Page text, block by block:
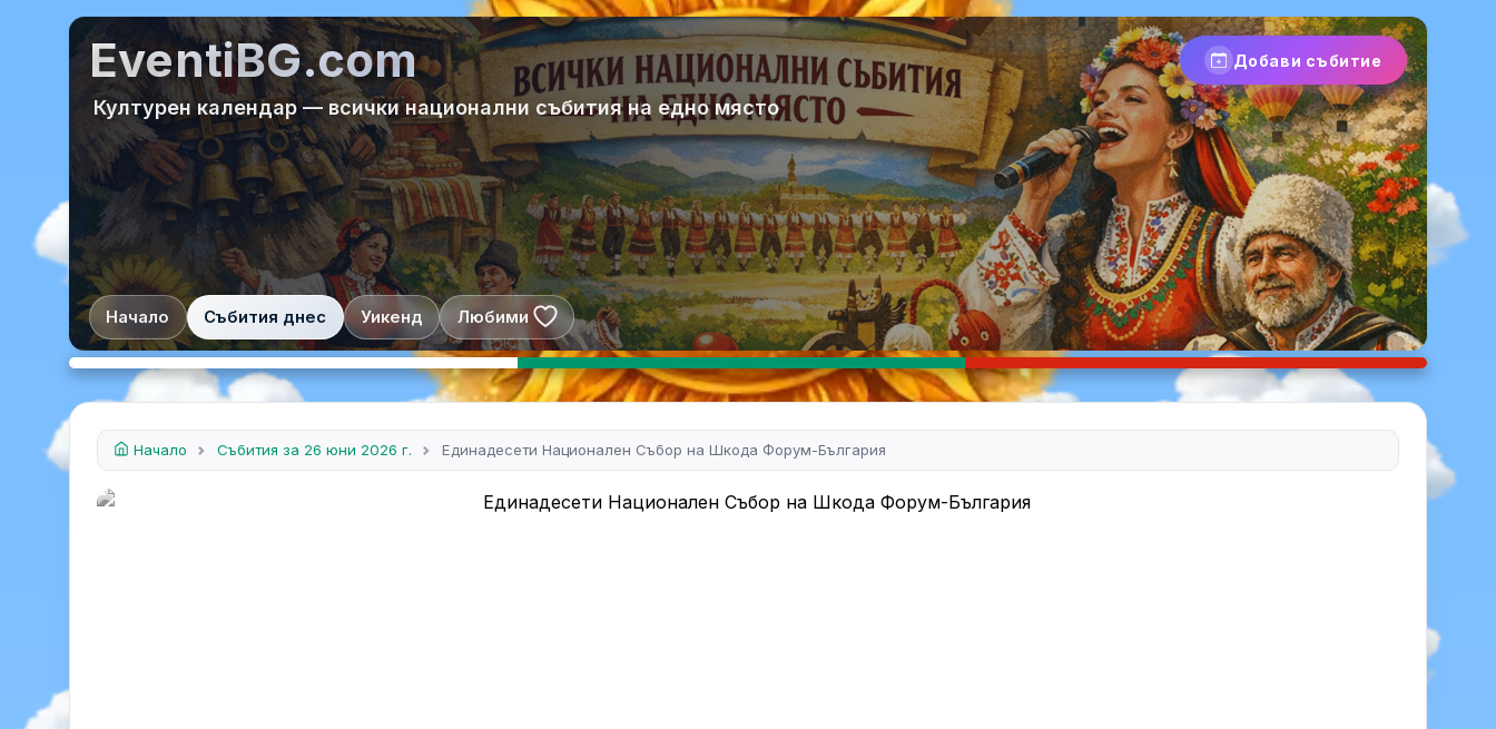
EventiBG.com Добави събитие
Културен календар — всички национални събития на едно място
Начало Събития днес Уикенд Любими
Начало Събития за 26 юни 2026 г. Единадесети Национален Събор на Шкода Форум-България